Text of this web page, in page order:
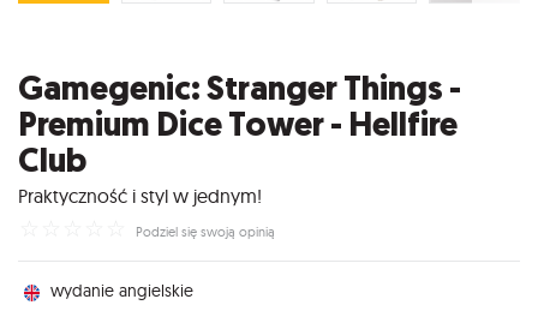
Gamegenic: Stranger Things -
Premium Dice Tower - Hellfire
Club
Praktyczność i styl w jednym!
Podziel się swoją opinią
wydanie angielskie